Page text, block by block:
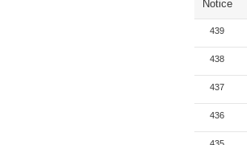
Notice
439
438
437
436